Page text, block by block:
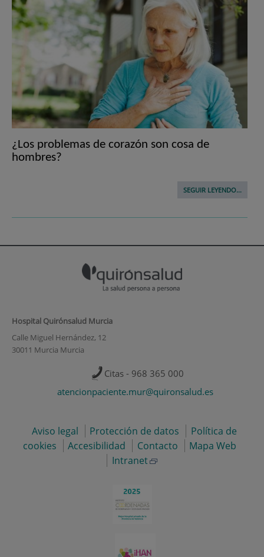
¿Los problemas de corazón son cosa de
hombres?
SEGUIR LEYENDO...
Hospital Quirónsalud Murcia
Calle Miguel Hernández, 12
30011 Murcia Murcia
Citas - 968 365 000
atencionpaciente.mur@quironsalud.es
Aviso legal Protección de datos
Política de
cookies
Accesibilidad Contacto
Mapa Web
Intranet